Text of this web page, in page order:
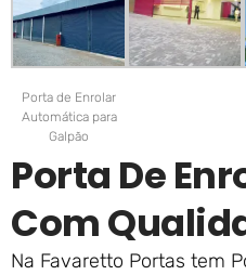
Porta de Enrolar
Automática para
Galpão
Porta De
Com
Na Favaretto Portas tem